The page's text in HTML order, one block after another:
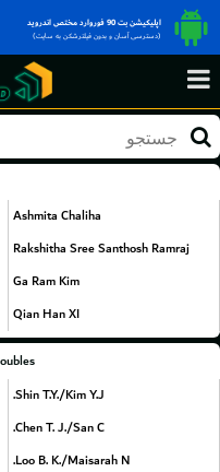
اپلیکیشن بت 90 فوروارد مختص اندروید
(دسترسی آسان و بدون فیلترشکن به سایت)
Ashmita Chaliha
Rakshitha Sree Santhosh Ramraj
Ga Ram Kim
Qian Han XI
Shin T.Y./Kim Y.J.
Chen T. J./San C.
Loo B. K./Maisarah N.